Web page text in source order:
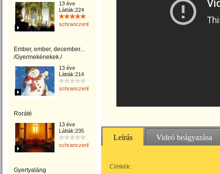
13 éve
Látták:224
schranczerika
Ember, ember, december...
/Gyermekénekek./
13 éve
Látták:214
schranczerika
Roráté
13 éve
Látták:235
schranczerika
Gyertyaláng
Leírás Videó beágyazása
Címkék: